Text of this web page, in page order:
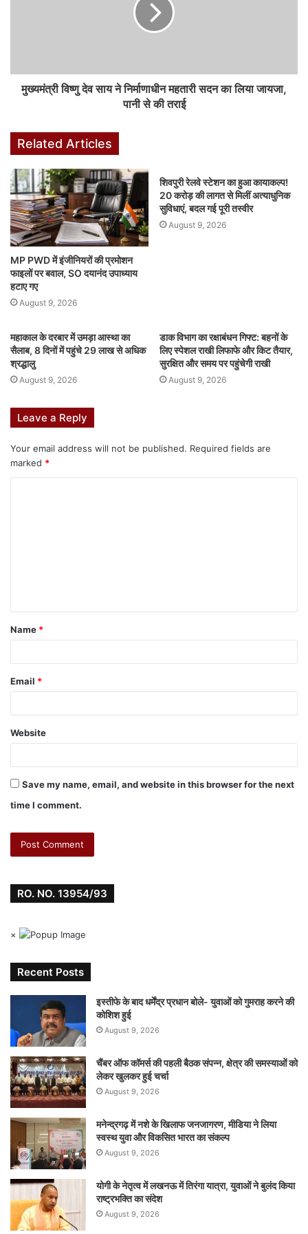
e
b
o
k
s
A
p
Li
e
dI
M
e
s
e
er
T
bl
r
e
st
e
मुख्यमंत्री विष्णु देव साय ने निर्माणाधीन महतारी सदन का लिया जायजा,
पानी से की तराई
Related Articles
MP PWD में इंजीनियरों की प्रमोशन
फाइलों पर बवाल, SO दयानंद उपाध्याय
हटाए गए
August 9, 2026
शिवपुरी रेलवे स्टेशन का हुआ कायाकल्प!
20 करोड़ की लागत से मिलीं अत्याधुनिक
सुविधाएं, बदल गई पूरी तस्वीर
August 9, 2026
महाकाल के दरबार में उमड़ा आस्था का
सैलाब, 8 दिनों में पहुंचे 29 लाख से अधिक
श्रद्धालु
August 9, 2026
डाक विभाग का रक्षाबंधन गिफ्ट: बहनों के
लिए स्पेशल राखी लिफाफे और किट तैयार,
सुरक्षित और समय पर पहुंचेगी राखी
August 9, 2026
Leave a Reply
Your email address will not be published. Required fields are
marked *
Name *
Email *
Website
Save my name, email, and website in this browser for the next
time I comment.
RO. NO. 13954/93
×
Recent Posts
इस्तीफे के बाद धर्मेंद्र प्रधान बोले- युवाओं को गुमराह करने की
कोशिश हुई
August 9, 2026
चैंबर ऑफ कॉमर्स की पहली बैठक संपन्न, क्षेत्र की समस्याओं को
लेकर खुलकर हुई चर्चा
August 9, 2026
मनेन्द्रगढ़ में नशे के खिलाफ जनजागरण, मीडिया ने लिया
स्वस्थ युवा और विकसित भारत का संकल्प
August 9, 2026
योगी के नेतृत्व में लखनऊ में तिरंगा यात्रा, युवाओं ने बुलंद किया
राष्ट्रभक्ति का संदेश
August 9, 2026